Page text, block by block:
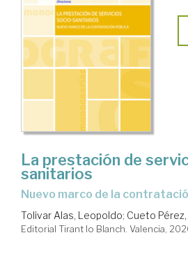
La prestación de
sanitarios
nuevo marco de la
Tolivar Alas, Leopoldo; Cueto
Editorial Tirant lo Blanch. Valencia,